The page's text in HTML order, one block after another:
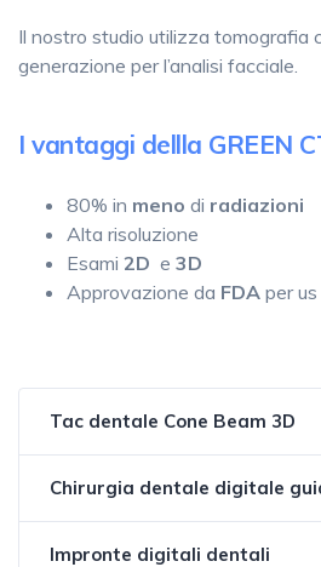
Il nostro studio utilizza tomografia
generazione per l’analisi facciale.
I vantaggi dellla GREEN
80% in meno di radiazioni
Alta risoluzione
Esami 2D e 3D
Approvazione da FDA per us
Tac dentale Cone Beam 3D
Chirurgia dentale digitale
Impronte digitali dentali